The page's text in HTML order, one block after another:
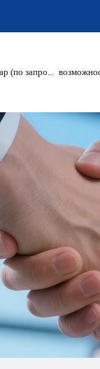
(по запро...